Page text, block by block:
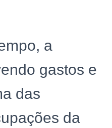
a
gastos e
das
da